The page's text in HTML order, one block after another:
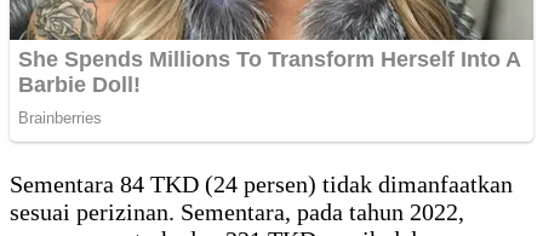
Sementara 84 TKD (24 persen) tidak dimanfaatkan
sesuai perizinan. Sementara, pada tahun 2022,